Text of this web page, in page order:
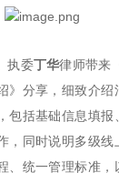
执委丁华律师带来
》分享，细致介绍
包括基础信息填报
，同时说明多级线
、统一管理标准，